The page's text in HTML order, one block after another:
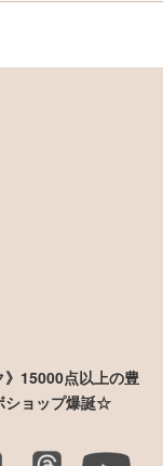
》15000点以上の豊
ショップ爆誕☆